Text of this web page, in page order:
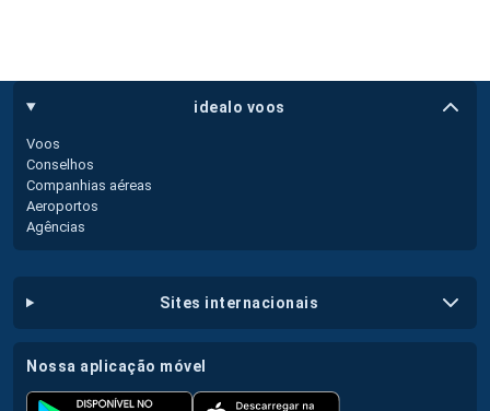
idealo voos
Voos
Conselhos
Companhias aéreas
Aeroportos
Agências
sites internacionais
nossa aplicação móvel